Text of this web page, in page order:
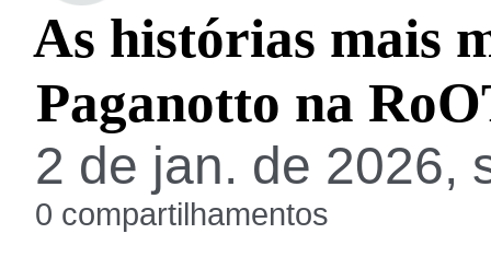
As histórias mais
Paganotto na
2 de jan. de 2026,
0 compartilhamentos